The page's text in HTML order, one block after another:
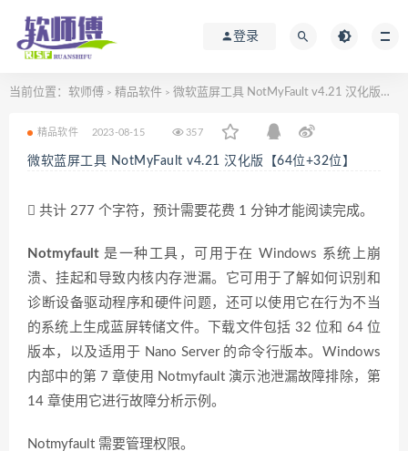
登录
当前位置： 软师傅 > 精品软件 > 微软蓝屏工具 NotMyFault v4.21 汉化版【64位+32位】
精品软件 2023-08-15 357
微软蓝屏工具 NotMyFault v4.21 汉化版【64位+32位】
共计 277 个字符，预计需要花费 1 分钟才能阅读完成。
Notmyfault 是一种工具，可用于在 Windows 系统上崩
溃、挂起和导致内核内存泄漏。它可用于了解如何识别和
诊断设备驱动程序和硬件问题，还可以使用它在行为不当
的系统上生成蓝屏转储文件。下载文件包括 32 位和 64 位
版本，以及适用于 Nano Server 的命令行版本。Windows
内部中的第 7 章使用 Notmyfault 演示池泄漏故障排除，第
14 章使用它进行故障分析示例。
Notmyfault 需要管理权限。